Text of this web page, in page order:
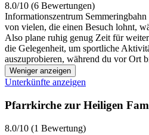
8.0/10 (6 Bewertungen)
Informationszentrum
von vielen, die einen Besuch lohnt,
Also plane ruhig genug Zeit für
die Gelegenheit, um sportliche
auszuprobieren, während du vor Ort
Weniger anzeigen
Unterkünfte anzeigen
Pfarrkirche zur Heiligen
8.0/10 (1 Bewertung)